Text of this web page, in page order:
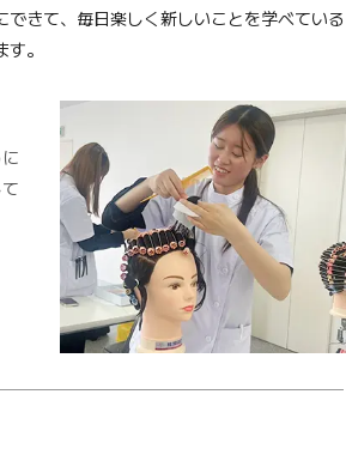
できて、毎日楽しく新しいことを学べている
。